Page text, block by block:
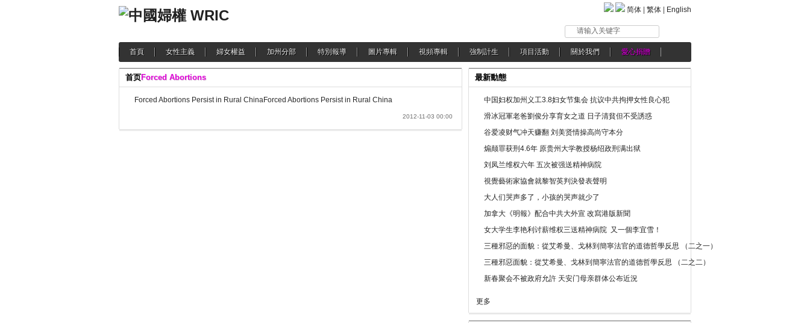
简体 繁体 English
请输入关键字
首頁 女性主義 婦女權益 加州分部 特別報導 圖片專輯 視頻專輯 強制計生 項目活動 關於我們 愛心捐贈
首页Forced Abortions
Forced Abortions Persist in Rural ChinaForced Abortions Persist in Rural China
2012-11-03 00:00
最新動態
中国妇权加州义工3.8妇女节集会 抗议中共拘押女性良心犯
滑冰冠軍老爸劉俊分享育女之道 日子清貧但不受誘惑
谷爱凌财气冲天赚翻 刘美贤情操高尚守本分
煽颠罪获刑4.6年 原贵州大学教授杨绍政刑满出狱
刘凤兰维权六年 五次被强送精神病院
視覺藝術家協會就黎智英判決發表聲明
大人们哭声多了，小孩的哭声就少了
加拿大《明報》配合中共大外宣 改寫港版新聞
女大学生李艳利讨薪维权三送精神病院 又一個李宜雪！
三種邪惡的面貌：從艾希曼、戈林到簡寧法官的道德哲學反思 （二之一）
三種邪惡面貌：從艾希曼、戈林到簡寧法官的道德哲學反思 （二之二）
新春聚会不被政府允許 天安门母亲群体公布近況
更多